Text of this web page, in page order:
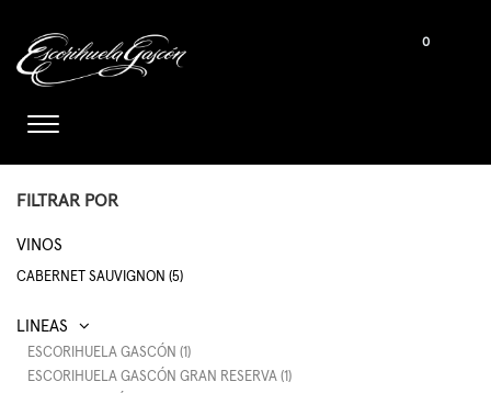
0
FILTRAR POR
VINOS
CABERNET SAUVIGNON (5)
ESCORIHUELA GASCÓN (1)
ESCORIHUELA GASCÓN GRAN RESERVA (1)